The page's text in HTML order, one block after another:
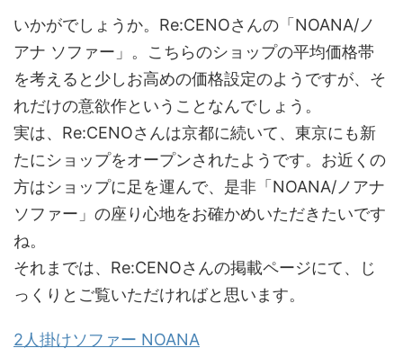
いかがでしょうか。Re:CENOさんの「NOANA/ノ
アナ ソファー」。こちらのショップの平均価格帯
を考えると少しお高めの価格設定のようですが、そ
れだけの意欲作ということなんでしょう。
実は、Re:CENOさんは京都に続いて、東京にも新
たにショップをオープンされたようです。お近くの
方はショップに足を運んで、是非「NOANA/ノアナ
ソファー」の座り心地をお確かめいただきたいです
ね。
それまでは、Re:CENOさんの掲載ページにて、じ
っくりとご覧いただければと思います。
2人掛けソファー NOANA